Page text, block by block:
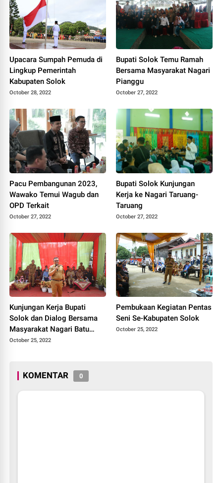
Upacara Sumpah Pemuda di
Lingkup Pemerintah
Kabupaten Solok
October 28, 2022
Bupati Solok Temu Ramah
Bersama Masyarakat Nagari
Pianggu
October 27, 2022
Pacu Pembangunan 2023,
Wawako Temui Wagub dan
OPD Terkait
October 27, 2022
Bupati Solok Kunjungan
Kerja ke Nagari Taruang-
Taruang
October 27, 2022
Kunjungan Kerja Bupati
Solok dan Dialog Bersama
Masyarakat Nagari Batu
Banyak Kecamatan Lembang
October 25, 2022
Pembukaan Kegiatan Pentas
Seni Se-Kabupaten Solok
October 25, 2022
KOMENTAR 0